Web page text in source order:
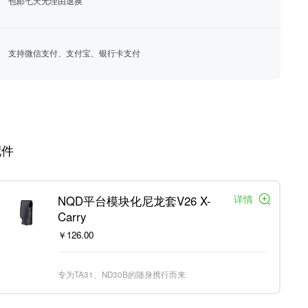
支持微信支付、支付宝、银行卡支付
NQD平台模块化尼龙套V26 X-
Carry
￥126.00
专为TA31、ND30B的随身携行而来
详情